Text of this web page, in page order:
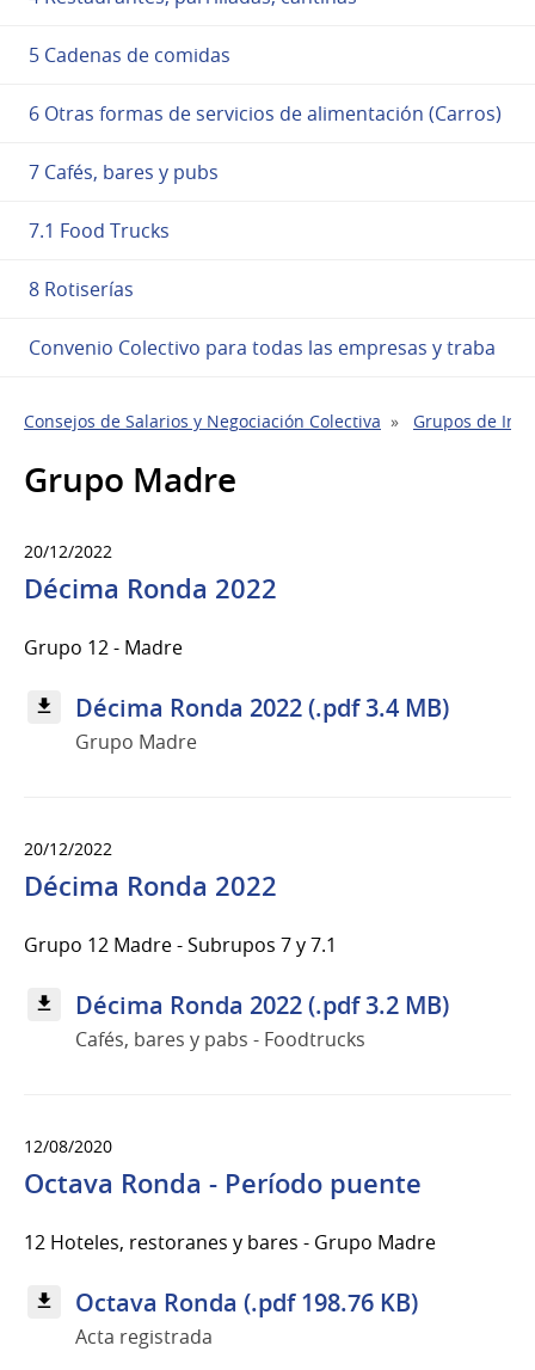
5 Cadenas de comidas
6 Otras formas de servicios de alimentación (Carros)
7 Cafés, bares y pubs
7.1 Food Trucks
8 Rotiserías
Convenio Colectivo para todas las empresas y traba
Consejos de Salarios y Negociación Colectiva Grupos de
Grupo Madre
20/12/2022
Décima Ronda 2022
Grupo 12 - Madre
Décima Ronda 2022 (.pdf 3.4 MB)
Grupo Madre
20/12/2022
Décima Ronda 2022
Grupo 12 Madre - Subrupos 7 y 7.1
Décima Ronda 2022 (.pdf 3.2 MB)
Cafés, bares y pabs - Foodtrucks
12/08/2020
Octava Ronda - Período puente
12 Hoteles, restoranes y bares - Grupo Madre
Octava Ronda (.pdf 198.76 KB)
Acta registrada